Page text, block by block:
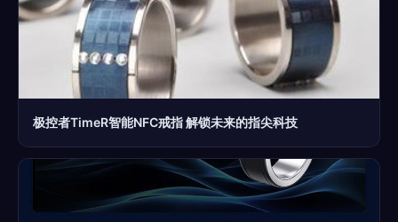
极控者TimeR智能NFC戒指 解锁未来的指尖科技